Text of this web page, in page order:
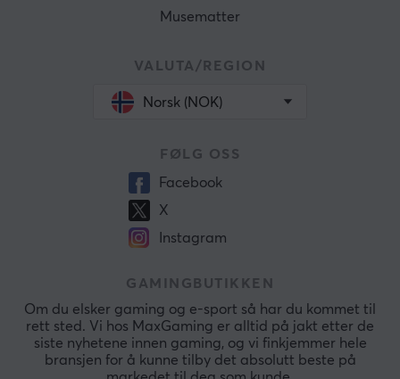
Musematter
VALUTA/REGION
Norsk (NOK)
FØLG OSS
Facebook
X
Instagram
GAMINGBUTIKKEN
Om du elsker gaming og e-sport så har du kommet til
rett sted. Vi hos MaxGaming er alltid på jakt etter de
siste nyhetene innen gaming, og vi finkjemmer hele
bransjen for å kunne tilby det absolutt beste på